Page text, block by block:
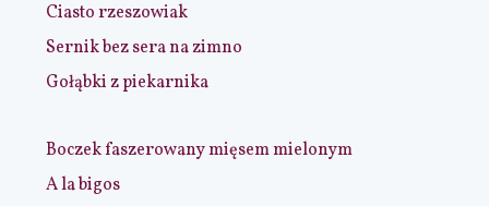
Ciasto rzeszowiak
Sernik bez sera na zimno
Gołąbki z piekarnika
Boczek faszerowany mięsem mielonym
A la bigos